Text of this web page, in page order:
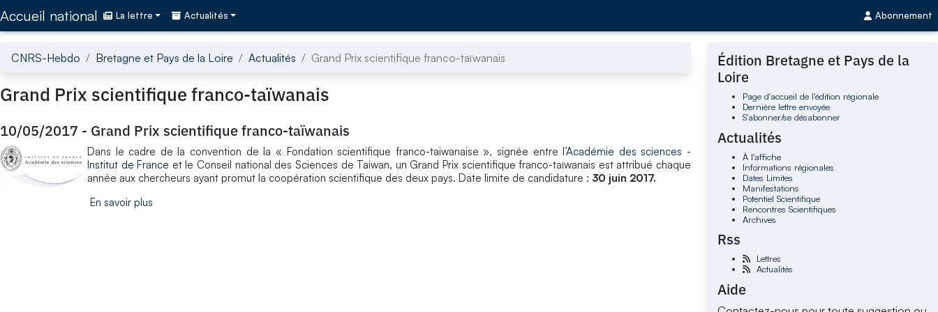
Accueil national La lettre Actualités Abonnement
CNRS-Hebdo Bretagne et Pays de la Loire Actualités Grand Prix scientifique franco-taïwanais
Grand Prix scientifique franco-taïwanais
10/05/2017 - Grand Prix scientifique franco-taïwanais
Dans le cadre de la convention de la « Fondation scientifique franco-taiwanaise », signée entre l’Académie des sciences -
Institut de France et le Conseil national des Sciences de Taiwan, un Grand Prix scientifique franco-taïwanais est attribué chaque
année aux chercheurs ayant promut la coopération scientifique des deux pays. Date limite de candidature : 30 juin 2017.
En savoir plus
Édition Bretagne et Pays de la
Loire
Page d'accueil de l'édition régionale
Dernière lettre envoyée
S'abonner/se désabonner
Actualités
À l'affiche
Informations régionales
Dates Limites
Manifestations
Potentiel Scientifique
Rencontres Scientifiques
Archives
Rss
Lettres
Actualités
Aide